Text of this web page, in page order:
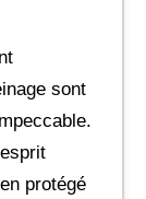
sont
protégé